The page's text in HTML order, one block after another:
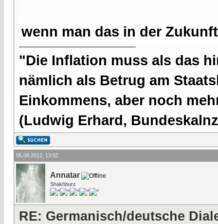
wenn man das in der
"Die Inflation muss als das
nämlich als Betrug am
Einkommens, aber noch
(Ludwig Erhard,
05.08.2012, 13:52
Annatar
Shakhburz
RE: Germanisch/deutsche